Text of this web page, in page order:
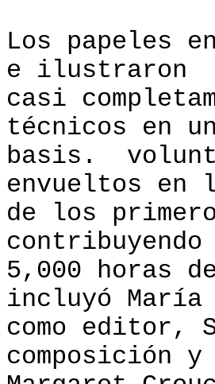
Los papeles
e ilustraron
casi
técnicos en
basis.
envueltos en
de los
contribuyendo
5,000 horas
incluyó María
como editor,
composición